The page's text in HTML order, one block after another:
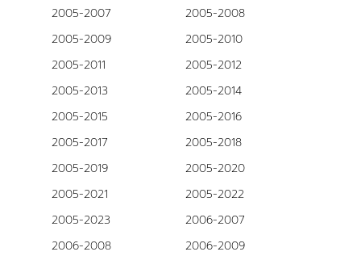
2005-2007
2005-2008
2005-2009
2005-2010
2005-2011
2005-2012
2005-2013
2005-2014
2005-2015
2005-2016
2005-2017
2005-2018
2005-2019
2005-2020
2005-2021
2005-2022
2005-2023
2006-2007
2006-2008
2006-2009